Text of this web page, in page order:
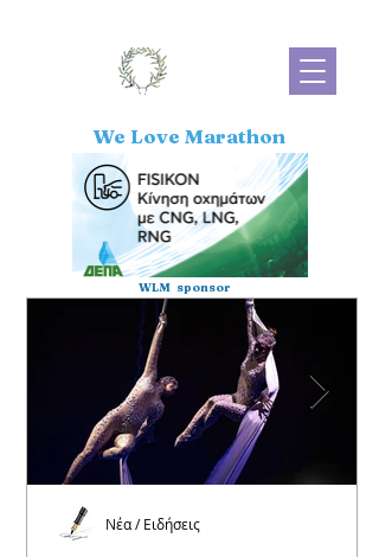
We Love Marathon
WLM sponsor
Νέα / Ειδήσεις